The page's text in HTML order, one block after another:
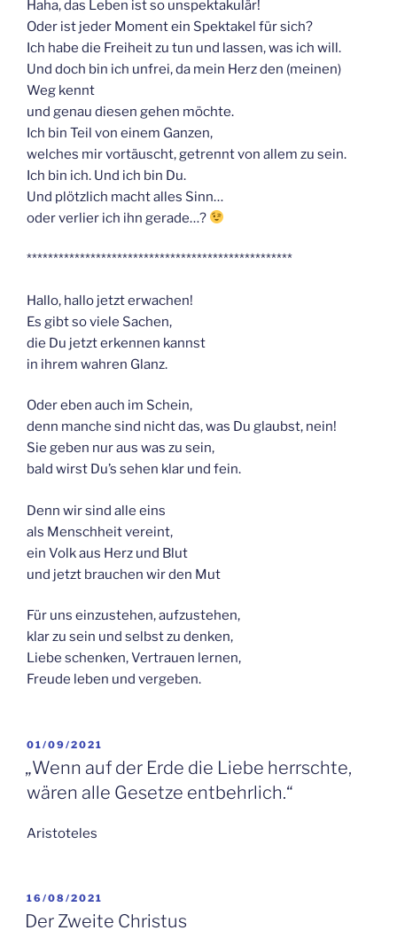
Haha, das Leben ist so unspektakulär!
Oder ist jeder Moment ein Spektakel für sich?
Ich habe die Freiheit zu tun und lassen, was ich will.
Und doch bin ich unfrei, da mein Herz den (meinen)
Weg kennt
und genau diesen gehen möchte.
Ich bin Teil von einem Ganzen,
welches mir vortäuscht, getrennt von allem zu sein.
Ich bin ich. Und ich bin Du.
Und plötzlich macht alles Sinn…
oder verlier ich ihn gerade…?
**************************************************
Hallo, hallo jetzt erwachen!
Es gibt so viele Sachen,
die Du jetzt erkennen kannst
in ihrem wahren Glanz.
Oder eben auch im Schein,
denn manche sind nicht das, was Du glaubst, nein!
Sie geben nur aus was zu sein,
bald wirst Du’s sehen klar und fein.
Denn wir sind alle eins
als Menschheit vereint,
ein Volk aus Herz und Blut
und jetzt brauchen wir den Mut
Für uns einzustehen, aufzustehen,
klar zu sein und selbst zu denken,
Liebe schenken, Vertrauen lernen,
Freude leben und vergeben.
VERÖFFENTLICHT
AM
01/09/2021
„Wenn auf der Erde die Liebe herrschte,
wären alle Gesetze entbehrlich.“
Aristoteles
VERÖFFENTLICHT
AM
16/08/2021
Der Zweite Christus